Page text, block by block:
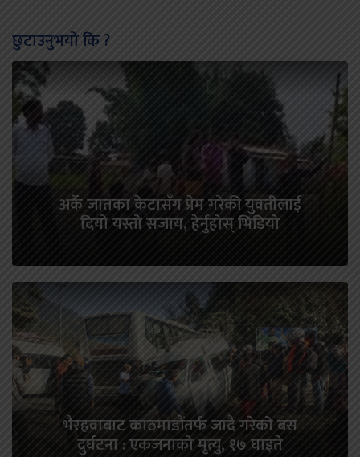
छुटाउनुभयो कि ?
अर्कै जातका केटासँग प्रेम गरेकी युवतीलाई
दियो यस्तो सजाय, हेर्नुहोस् भिडियो
भैरहवाबाट काठमाडौंतर्फ जादै गरेको बस
दुर्घटना : एकजनाको मृत्यु, १७ घाइते